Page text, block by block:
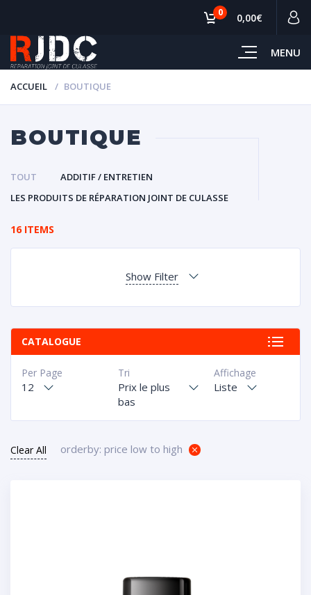
MENU
0 0,00€
ACCUEIL BOUTIQUE
BOUTIQUE
TOUT
ADDITIF / ENTRETIEN
LES PRODUITS DE RÉPARATION JOINT DE CULASSE
16 ITEMS
Show Filter
CATALOGUE
Affichage
Liste
Tri
Prix le plus
bas
Per Page
12
Clear All orderby: price low to high